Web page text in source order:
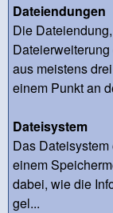
Dateiendungen
Die
aus meistens
einem Punkt an
Dateisystem
Das
einem
dabei, wie die
gel...